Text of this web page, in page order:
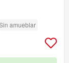
amueblar